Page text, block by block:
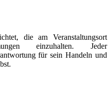
die am Veranstaltungsort
einzuhalten. Jeder
für sein Handeln und